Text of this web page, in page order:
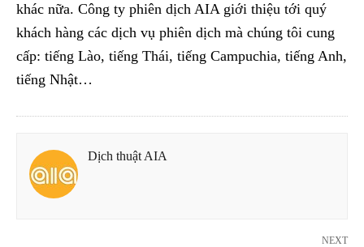
khác nữa. Công ty phiên dịch AIA giới thiệu tới quý
khách hàng các dịch vụ phiên dịch mà chúng tôi cung
cấp: tiếng Lào, tiếng Thái, tiếng Campuchia, tiếng Anh,
tiếng Nhật…
Dịch thuật AIA
NEXT